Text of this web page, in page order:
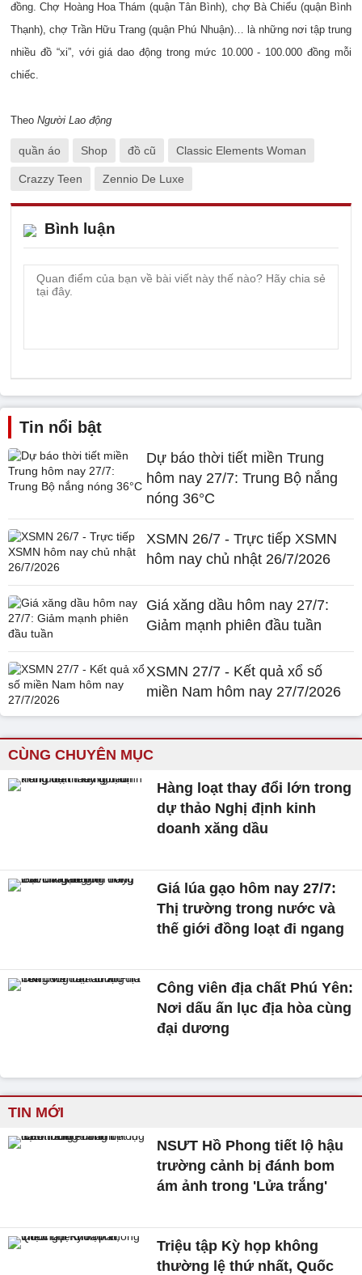
đồng. Chợ Hoàng Hoa Thám (quận Tân Bình), chợ Bà Chiểu (quận Bình
Thạnh), chợ Trần Hữu Trang (quận Phú Nhuận)… là những nơi tập trung
nhiều đồ “xi”, với giá dao động trong mức 10.000 - 100.000 đồng mỗi
chiếc.
Theo Người Lao động
quần áo Shop đồ cũ Classic Elements Woman
Crazzy Teen Zennio De Luxe
Bình luận
Tin nổi bật
Dự báo thời tiết miền Trung
hôm nay 27/7: Trung Bộ nắng
nóng 36°C
XSMN 26/7 - Trực tiếp XSMN
hôm nay chủ nhật 26/7/2026
Giá xăng dầu hôm nay 27/7:
Giảm mạnh phiên đầu tuần
XSMN 27/7 - Kết quả xổ số
miền Nam hôm nay 27/7/2026
CÙNG CHUYÊN MỤC
Hàng loạt thay đổi lớn trong
dự thảo Nghị định kinh
doanh xăng dầu
Giá lúa gạo hôm nay 27/7:
Thị trường trong nước và
thế giới đồng loạt đi ngang
Công viên địa chất Phú Yên:
Nơi dấu ấn lục địa hòa cùng
đại dương
TIN MỚI
NSƯT Hồ Phong tiết lộ hậu
trường cảnh bị đánh bom
ám ảnh trong 'Lửa trắng'
Triệu tập Kỳ họp không
thường lệ thứ nhất, Quốc